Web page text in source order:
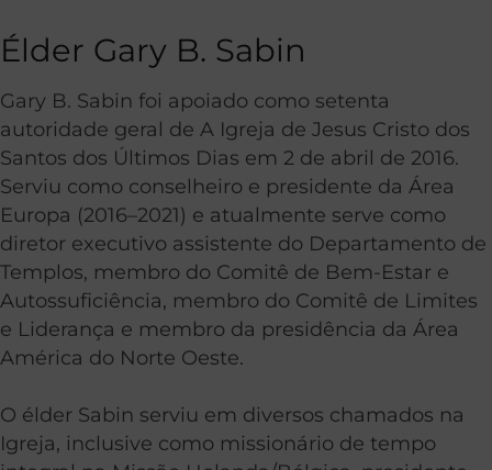
Élder Gary B. Sabin
Gary B. Sabin foi apoiado como setenta
autoridade geral de A Igreja de Jesus Cristo dos
Santos dos Últimos Dias em 2 de abril de 2016.
Serviu como conselheiro e presidente da Área
Europa (2016–2021) e atualmente serve como
diretor executivo assistente do Departamento de
Templos, membro do Comitê de Bem-Estar e
Autossuficiência, membro do Comitê de Limites
e Liderança e membro da presidência da Área
América do Norte Oeste.
O élder Sabin serviu em diversos chamados na
Igreja, inclusive como missionário de tempo